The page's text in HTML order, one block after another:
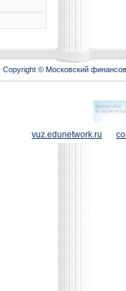
Copyright © Московский
vuz.edunetwork.ru